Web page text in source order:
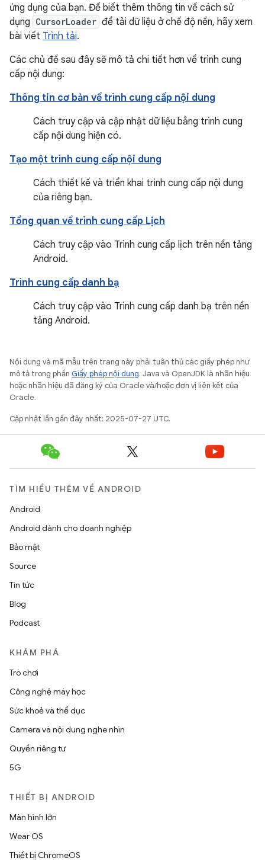
ứng dụng của bạn. Để biết thêm thông tin về cách sử
dụng CursorLoader để tải dữ liệu ở chế độ nền, hãy xem
bài viết Trình tải.
Các chủ đề sau đây sẽ mô tả chi tiết hơn về trình cung
cấp nội dung:
Thông tin cơ bản về trình cung cấp nội dung
Cách truy cập và cập nhật dữ liệu bằng trình cung
cấp nội dung hiện có.
Tạo một trình cung cấp nội dung
Cách thiết kế và triển khai trình cung cấp nội dung
của riêng bạn.
Tổng quan về trình cung cấp Lịch
Cách truy cập vào Trình cung cấp lịch trên nền tảng
Android.
Trình cung cấp danh bạ
Cách truy cập vào Trình cung cấp danh bạ trên nền
tảng Android.
Nội dung và mã mẫu trên trang này phải tuân thủ các giấy phép như
mô tả trong phần Giấy phép nội dung. Java và OpenJDK là nhãn hiệu
hoặc nhãn hiệu đã đăng ký của Oracle và/hoặc đơn vị liên kết của
Oracle.
Cập nhật lần gần đây nhất: 2025-07-27 UTC.
TÌM HIỂU THÊM VỀ ANDROID
Android
Android dành cho doanh nghiệp
Bảo mật
Source
Tin tức
Blog
Podcast
KHÁM PHÁ
Trò chơi
Công nghệ máy học
Sức khoẻ và thể dục
Camera và nội dung nghe nhìn
Quyền riêng tư
5G
THIẾT BỊ ANDROID
Màn hình lớn
Wear OS
Thiết bị ChromeOS